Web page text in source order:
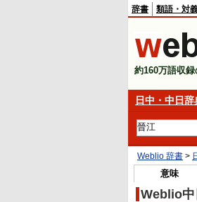
辞書 類語・対
約160万語収
日中・中日辞
Weblio 辞書 >
意味
Weblio中